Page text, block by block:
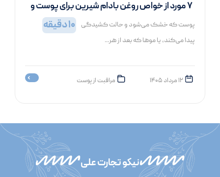
۷ مورد از خواص روغن بادام شیرین برای پوست و
پوست که خشک می‌شود و حالت کشیدگی
پیدا می‌کند، یا موها که بعد از هر...
10دقیقه
۱۲ مرداد ۱۴۰۵ مراقبت از پوست
نیکو تجارت علی